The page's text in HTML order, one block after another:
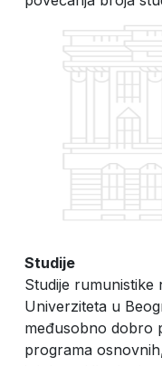
Studije
Studije
Univerziteta u
međusobno dobro
programa